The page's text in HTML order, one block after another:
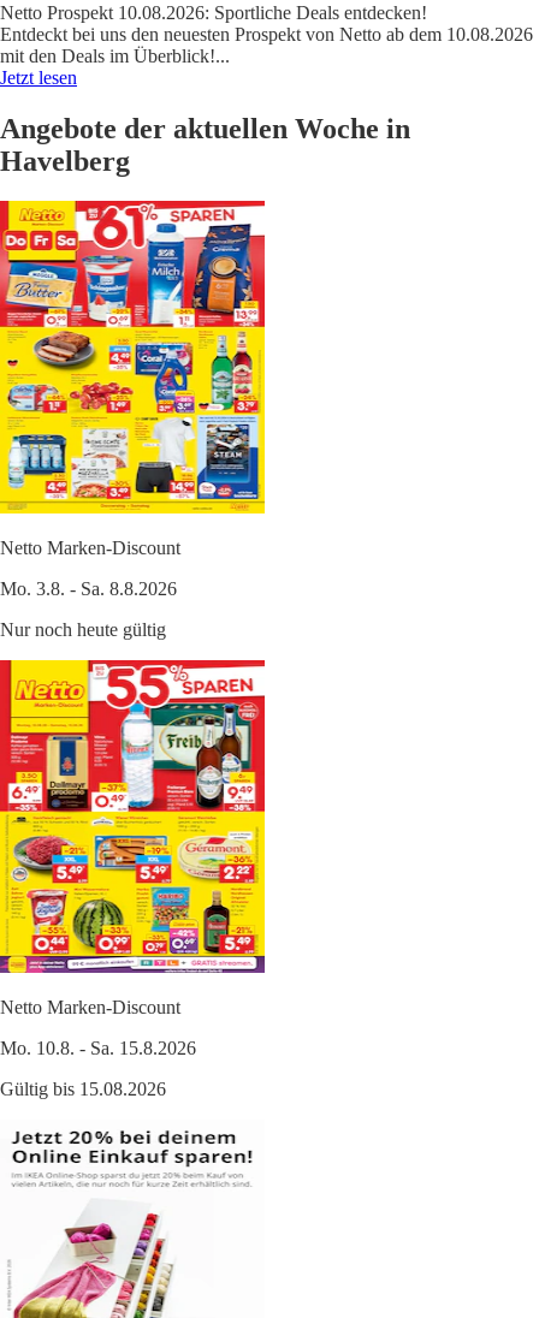
Netto Prospekt 10.08.2026: Sportliche Deals entdecken!
Entdeckt bei uns den neuesten Prospekt von Netto ab dem 10.08.2026
mit den Deals im Überblick!...
Jetzt lesen
Angebote der aktuellen Woche in
Havelberg
Netto Marken-Discount
Mo. 3.8. - Sa. 8.8.2026
Nur noch heute gültig
Netto Marken-Discount
Mo. 10.8. - Sa. 15.8.2026
Gültig bis 15.08.2026